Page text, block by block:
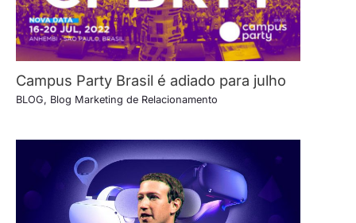
Campus Party Brasil é adiado para julho
BLOG, Blog Marketing de Relacionamento